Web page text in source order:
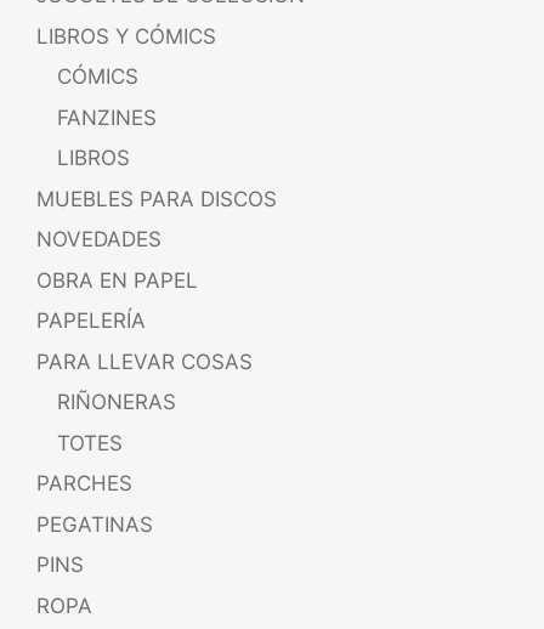
LIBROS Y CÓMICS
CÓMICS
FANZINES
LIBROS
MUEBLES PARA DISCOS
NOVEDADES
OBRA EN PAPEL
PAPELERÍA
PARA LLEVAR COSAS
RIÑONERAS
TOTES
PARCHES
PEGATINAS
PINS
ROPA